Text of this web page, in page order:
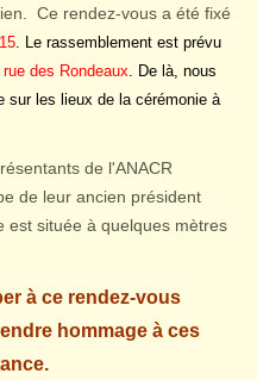
Ce rendez-vous a été fixé
. Le rassemblement est prévu
des Rondeaux. De là, nous
sur les lieux de la cérémonie à
de l'ANACR
de leur ancien président
est située à quelques mètres
à ce rendez-vous
hommage à ces